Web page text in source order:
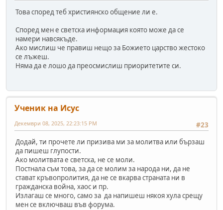
Това според теб християнско общение ли е.
Според мен е светска информация която може да се
намери навсякъде.
Ако мислиш че правиш нещо за Божието царство жестоко
се лъжеш.
Няма да е лошо да преосмислиш приоритетите си.
Ученик на Исус
#23
Декември 08, 2025, 22:23:15 PM
Додай, ти прочете ли призива ми за молитва или бързаш
да пишеш глупости.
Ако молитвата е светска, не се моли.
Постнала съм това, за да се молим за народа ни, да не
стават кръвопролития, да не се вкарва страната ни в
гражданска война, хаос и пр.
Излагаш се много, само за да напишеш някоя хула срещу
мен се включваш във форума.